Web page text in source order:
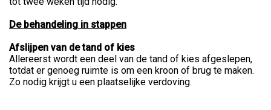
De behandeling in stappen
Afslijpen van de tand of kies
Allereerst wordt een deel van de tand of kies afgeslepen,
totdat er genoeg ruimte is om een kroon of brug te maken.
Zo nodig krijgt u een plaatselijke verdoving.